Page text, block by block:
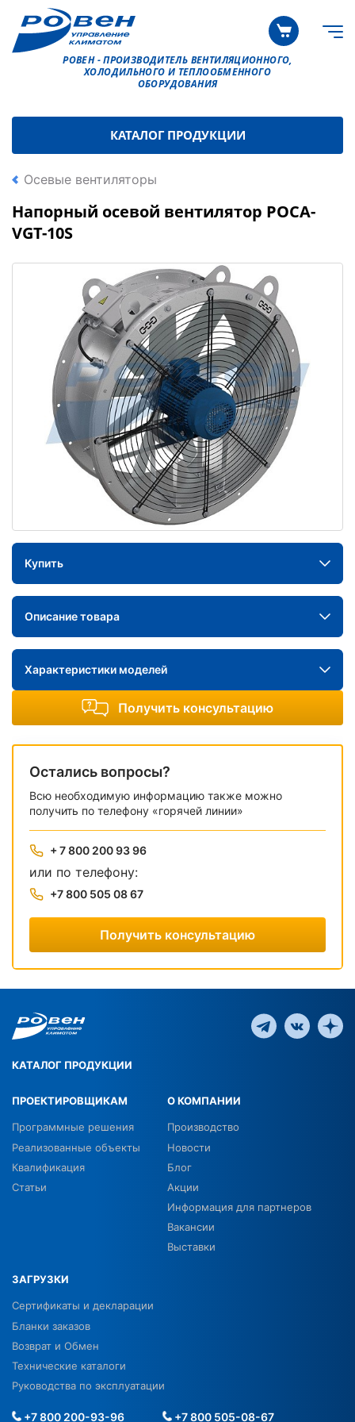
РОВЕН - ПРОИЗВОДИТЕЛЬ ВЕНТИЛЯЦИОННОГО,
ХОЛОДИЛЬНОГО И ТЕПЛООБМЕННОГО
ОБОРУДОВАНИЯ
КАТАЛОГ ПРОДУКЦИИ
Осевые вентиляторы
Напорный осевой вентилятор РОСА-
VGT-10S
Купить
Описание товара
Характеристики моделей
Получить консультацию
Остались вопросы?
Всю необходимую информацию также можно
получить по телефону «горячей линии»
+ 7 800 200 93 96
или по телефону:
+7 800 505 08 67
Получить консультацию
КАТАЛОГ ПРОДУКЦИИ
ПРОЕКТИРОВЩИКАМ
Программные решения
Реализованные объекты
Квалификация
Статьи
О КОМПАНИИ
Производство
Новости
Блог
Акции
Информация для партнеров
Вакансии
Выставки
ЗАГРУЗКИ
Сертификаты и декларации
Бланки заказов
Возврат и Обмен
Технические каталоги
Руководства по эксплуатации
+7 800 200-93-96 +7 800 505-08-67